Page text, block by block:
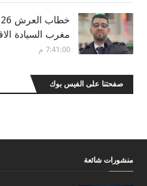
مغرب السيادة
7:41:00 م
صفحتنا على الفيس بوك
منشورات شائعة